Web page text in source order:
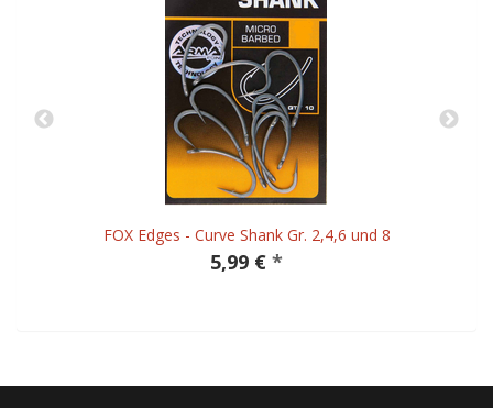
FOX Edges - Curve Shank Gr. 2,4,6 und 8
5,99 € *